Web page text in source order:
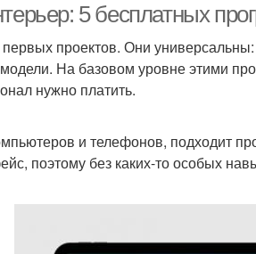
5 бесплатных
первых проектов. Они
модели. На базовом уровне этими
нужно платить.
и телефонов, подходит
поэтому без каких-то особых